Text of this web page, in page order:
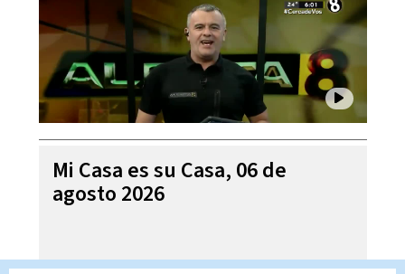
Mi Casa es su Casa, 06 de
agosto 2026